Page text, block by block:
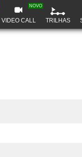
VIDEO CALL
NOVO
TRILHAS